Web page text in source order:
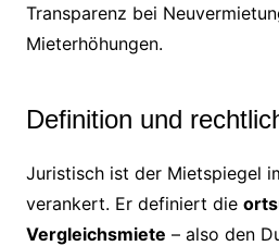
Transparenz bei
Mieterhöhungen.
Definition und
Juristisch ist der Mietspiegel
verankert. Er definiert die
Vergleichsmiete – also den